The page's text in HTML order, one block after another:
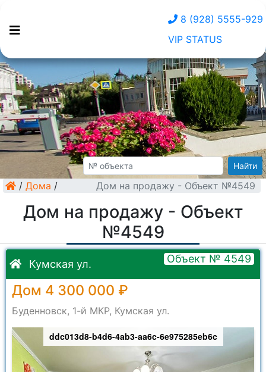
8 (928) 5555-929
VIP STATUS
Найти
/ Дома / Дом на продажу - Объект №4549
Дом на продажу - Объект
№4549
Кумская ул. Объект № 4549
Дом 4 300 000 ₽
Буденновск, 1-й МКР, Кумская ул.
ddc013d8-b4d6-4ab3-aa6c-6e975285eb6c